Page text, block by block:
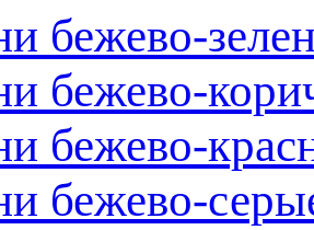
бежево-
бежево-
бежево-
бежево-